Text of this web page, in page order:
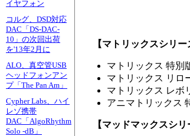
イヤフォン
コルグ、DSD対応
DAC「DS-DAC-
10」の次回出荷
を'13年2月に
ALO、真空管USB
ヘッドフォンアン
プ「The Pan Am」
Cypher Labs、ハイ
レゾ携帯
DAC「AlgoRhythm
Solo -dB」
【マトリックスシリー
マトリックス 特別
マトリックス リロ
マトリックス レボ
アニマトリックス
【マッドマックスシリ